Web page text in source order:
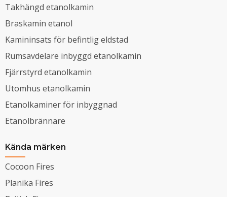
Takhängd etanolkamin
Braskamin etanol
Kamininsats för befintlig eldstad
Rumsavdelare inbyggd etanolkamin
Fjärrstyrd etanolkamin
Utomhus etanolkamin
Etanolkaminer för inbyggnad
Etanolbrännare
Kända märken
Cocoon Fires
Planika Fires